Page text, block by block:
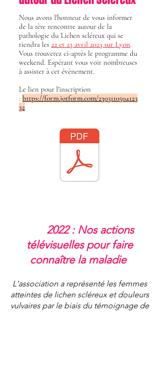
Nous avons l'honneur de vous informer
de la 1ère rencontre autour de la
pathologie du Lichen scléreux qui se
tiendra les 22 et 23 avril 2023 sur Lyon.
Vous trouverez ci-après le programme du
weekend. Espérant vous voir nombreuses
à assister à cet évènement.
Le lien pour l'inscription
: https://form.jotform.com/2303110504123
32
2022 : Nos actions
télévisuelles pour faire
connaître la maladie
L'association a représenté les femmes
atteintes de lichen scléreux et douleurs
vulvaires par le biais du témoignage de